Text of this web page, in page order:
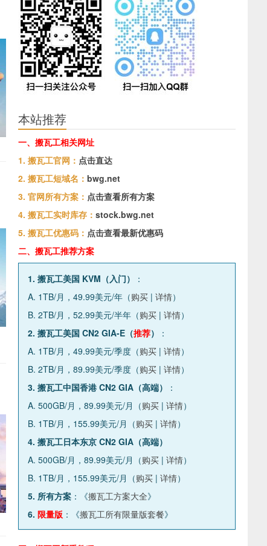
本站推荐
一、搬瓦工相关网址
1. 搬瓦工官网： 点击直达
2. 搬瓦工短域名： bwg.net
3. 官网所有方案： 点击查看所有方案
4. 搬瓦工实时库存： stock.bwg.net
5. 搬瓦工优惠码： 点击查看最新优惠码
二、搬瓦工推荐方案
1. 搬瓦工美国 KVM（入门）
：
A. 1TB/月，49.99美元/年（购买 | 详情）
B. 2TB/月，52.99美元/半年（购买 | 详情）
2. 搬瓦工美国 CN2 GIA-E（推荐）
：
A. 1TB/月，49.99美元/季度（购买 | 详情）
B. 2TB/月，89.99美元/季度（购买 | 详情）
3. 搬瓦工中国香港 CN2 GIA（高端）
：
A. 500GB/月，89.99美元/月（购买 | 详情）
B. 1TB/月，155.99美元/月（购买 | 详情）
4. 搬瓦工日本东京 CN2 GIA（高端）
A. 500GB/月，89.99美元/月（购买 | 详情）
B. 1TB/月，155.99美元/月（购买 | 详情）
5. 所有方案 ：《搬瓦工方案大全》
6. 限量版 ：《搬瓦工所有限量版套餐》